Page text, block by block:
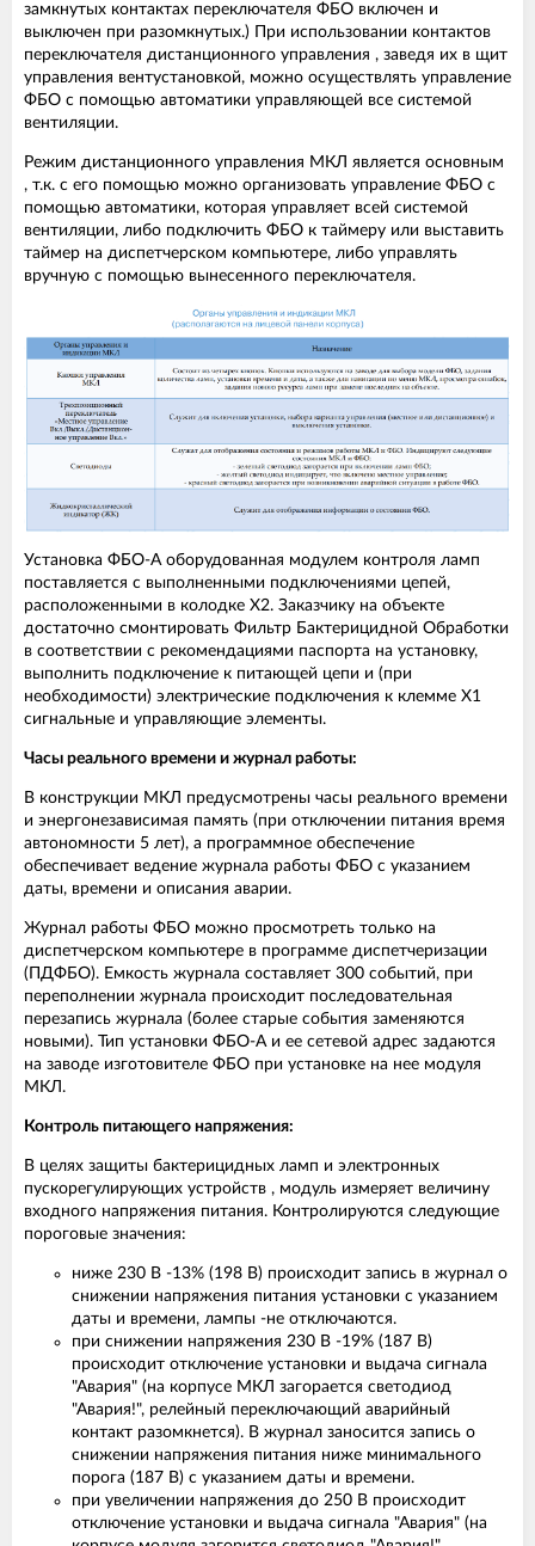
замкнутых контактах переключателя ФБО включен и
выключен при разомкнутых.) При использовании контактов
переключателя дистанционного управления , заведя их в щит
управления вентустановкой, можно осуществлять управление
ФБО с помощью автоматики управляющей все системой
вентиляции.
Режим дистанционного управления МКЛ является основным
, т.к. с его помощью можно организовать управление ФБО с
помощью автоматики, которая управляет всей системой
вентиляции, либо подключить ФБО к таймеру или выставить
таймер на диспетчерском компьютере, либо управлять
вручную с помощью вынесенного переключателя.
Установка ФБО-А оборудованная модулем контроля ламп
поставляется с выполненными подключениями цепей,
расположенными в колодке Х2. Заказчику на объекте
достаточно смонтировать Фильтр Бактерицидной Обработки
в соответствии с рекомендациями паспорта на установку,
выполнить подключение к питающей цепи и (при
необходимости) электрические подключения к клемме Х1
сигнальные и управляющие элементы.
Часы реального времени и журнал работы:
В конструкции МКЛ предусмотрены часы реального времени
и энергонезависимая память (при отключении питания время
автономности 5 лет), а программное обеспечение
обеспечивает ведение журнала работы ФБО с указанием
даты, времени и описания аварии.
Журнал работы ФБО можно просмотреть только на
диспетчерском компьютере в программе диспетчеризации
(ПДФБО). Емкость журнала составляет 300 событий, при
переполнении журнала происходит последовательная
перезапись журнала (более старые события заменяются
новыми). Тип установки ФБО-А и ее сетевой адрес задаются
на заводе изготовителе ФБО при установке на нее модуля
МКЛ.
Контроль питающего напряжения:
В целях защиты бактерицидных ламп и электронных
пускорегулирующих устройств , модуль измеряет величину
входного напряжения питания. Контролируются следующие
пороговые значения:
ниже 230 В -13% (198 В) происходит запись в журнал о
снижении напряжения питания установки с указанием
даты и времени, лампы -не отключаются.
при снижении напряжения 230 В -19% (187 В)
происходит отключение установки и выдача сигнала
"Авария" (на корпусе МКЛ загорается светодиод
"Авария!", релейный переключающий аварийный
контакт разомкнется). В журнал заносится запись о
снижении напряжения питания ниже минимального
порога (187 В) с указанием даты и времени.
при увеличении напряжения до 250 В происходит
отключение установки и выдача сигнала "Авария" (на